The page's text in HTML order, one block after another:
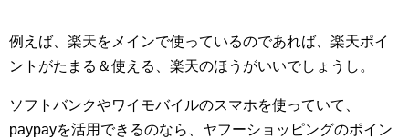
例えば、楽天をメインで使っているのであれば、楽天ポイ
ントがたまる＆使える、楽天のほうがいいでしょうし。
ソフトバンクやワイモバイルのスマホを使っていて、
paypayを活用できるのなら、ヤフーショッピングのポイン